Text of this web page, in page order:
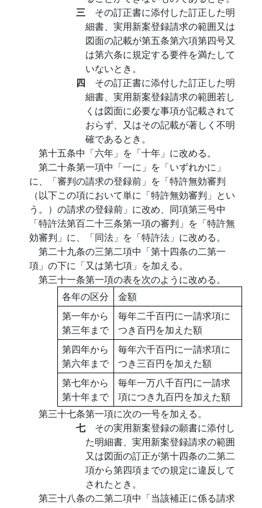
三 その訂正書に添付した訂正した明
細書、実用新案登録請求の範囲又は
図面の記載が第五条第六項第四号又
は第六条に規定する要件を満たして
いないとき。
四 その訂正書に添付した訂正した明
細書、実用新案登録請求の範囲若し
くは図面に必要な事項が記載されて
おらず、又はその記載が著しく不明
確であるとき。
第十五条中「六年」を「十年」に改める。
第二十条第一項中「一に」を「いずれかに」
に、「審判の請求の登録前」を「特許無効審判
（以下この項において単に「特許無効審判」とい
う。）の請求の登録前」に改め、同項第三号中
「特許法第百二十三条第一項の審判」を「特許無
効審判」に、「同法」を「特許法」に改める。
第二十九条の三第二項中「第十四条の二第一
項」の下に「又は第七項」を加える。
第三十一条第一項の表を次のように改める。
各年の区分
金額
第一年から
第三年まで
毎年二千百円に一請求項に
つき百円を加えた額
第四年から
第六年まで
毎年六千百円に一請求項に
つき三百円を加えた額
第七年から
第十年まで
毎年一万八千百円に一請求
項につき九百円を加えた額
第三十七条第一項に次の一号を加える。
七 その実用新案登録の願書に添付し
た明細書、実用新案登録請求の範囲
又は図面の訂正が第十四条の二第二
項から第四項までの規定に違反して
されたとき。
第三十八条の二第二項中「当該補正に係る請求